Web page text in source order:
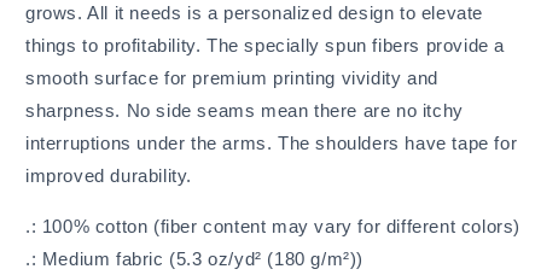
grows. All it needs is a personalized design to elevate
things to profitability. The specially spun fibers provide a
smooth surface for premium printing vividity and
sharpness. No side seams mean there are no itchy
interruptions under the arms. The shoulders have tape for
improved durability.
.: 100% cotton (fiber content may vary for different colors)
.: Medium fabric (5.3 oz/yd² (180 g/m²))